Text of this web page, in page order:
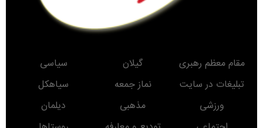
مقام معظم رهبری گیلان
سیاسی
تبلیغات در سایت
نماز جمعه
سیاهکل
ورزشی
مذهبی
دیلمان